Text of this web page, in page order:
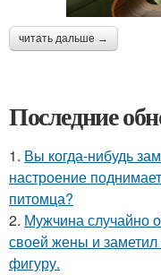
читать дальше →
Последние
1. Вы когда-нибудь
настроение
питомца?
2. Мужчина случайно
своей жены и
фигуру.